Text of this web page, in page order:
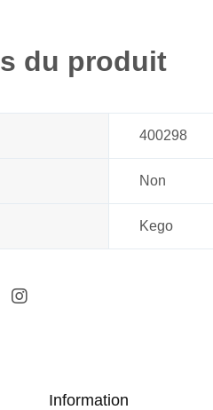
du produit
400298
Non
Kego
Information